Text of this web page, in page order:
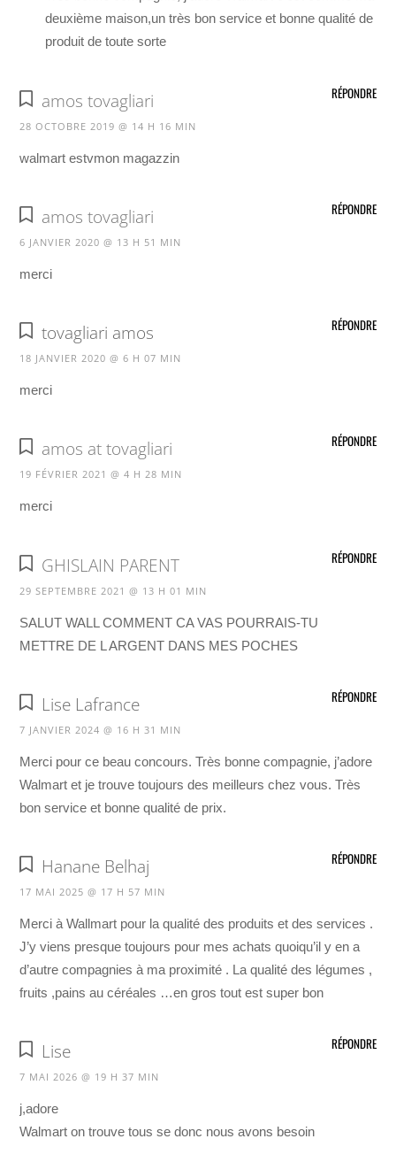
deuxième maison,un très bon service et bonne qualité de
produit de toute sorte
amos tovagliari
28 OCTOBRE 2019 @ 14 H 16 MIN
walmart estvmon magazzin
RÉPONDRE
amos tovagliari
6 JANVIER 2020 @ 13 H 51 MIN
merci
RÉPONDRE
tovagliari amos
18 JANVIER 2020 @ 6 H 07 MIN
merci
RÉPONDRE
amos at tovagliari
19 FÉVRIER 2021 @ 4 H 28 MIN
merci
RÉPONDRE
GHISLAIN PARENT
29 SEPTEMBRE 2021 @ 13 H 01 MIN
SALUT WALL COMMENT CA VAS POURRAIS-TU
METTRE DE L ARGENT DANS MES POCHES
RÉPONDRE
Lise Lafrance
7 JANVIER 2024 @ 16 H 31 MIN
Merci pour ce beau concours. Très bonne compagnie, j’adore
Walmart et je trouve toujours des meilleurs chez vous. Très
bon service et bonne qualité de prix.
RÉPONDRE
Hanane Belhaj
17 MAI 2025 @ 17 H 57 MIN
Merci à Wallmart pour la qualité des produits et des services .
J’y viens presque toujours pour mes achats quoiqu’il y en a
d’autre compagnies à ma proximité . La qualité des légumes ,
fruits ,pains au céréales …en gros tout est super bon
RÉPONDRE
Lise
7 MAI 2026 @ 19 H 37 MIN
j,adore
Walmart on trouve tous se donc nous avons besoin
RÉPONDRE